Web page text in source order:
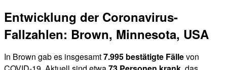
Entwicklung der Coronavirus-
Fallzahlen: Brown, Minnesota, USA
In Brown gab es insgesamt7.995 bestätigte Fällevon